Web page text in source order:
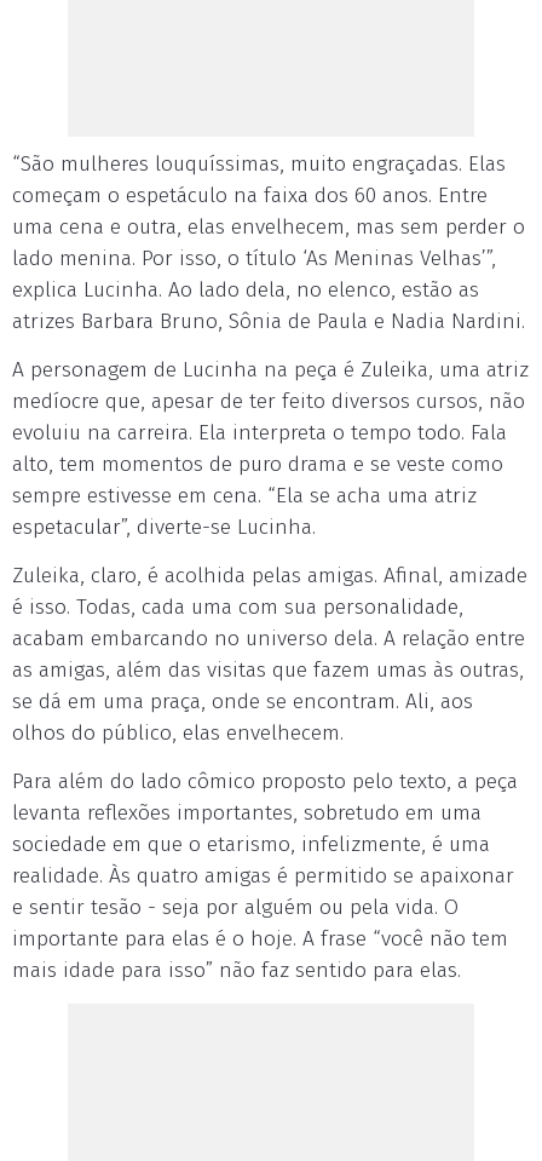
“São mulheres louquíssimas, muito engraçadas. Elas
começam o espetáculo na faixa dos 60 anos. Entre
uma cena e outra, elas envelhecem, mas sem perder o
lado menina. Por isso, o título ‘As Meninas Velhas’”,
explica Lucinha. Ao lado dela, no elenco, estão as
atrizes Barbara Bruno, Sônia de Paula e Nadia Nardini.
A personagem de Lucinha na peça é Zuleika, uma atriz
medíocre que, apesar de ter feito diversos cursos, não
evoluiu na carreira. Ela interpreta o tempo todo. Fala
alto, tem momentos de puro drama e se veste como
sempre estivesse em cena. “Ela se acha uma atriz
espetacular”, diverte-se Lucinha.
Zuleika, claro, é acolhida pelas amigas. Afinal, amizade
é isso. Todas, cada uma com sua personalidade,
acabam embarcando no universo dela. A relação entre
as amigas, além das visitas que fazem umas às outras,
se dá em uma praça, onde se encontram. Ali, aos
olhos do público, elas envelhecem.
Para além do lado cômico proposto pelo texto, a peça
levanta reflexões importantes, sobretudo em uma
sociedade em que o etarismo, infelizmente, é uma
realidade. Às quatro amigas é permitido se apaixonar
e sentir tesão - seja por alguém ou pela vida. O
importante para elas é o hoje. A frase “você não tem
mais idade para isso” não faz sentido para elas.